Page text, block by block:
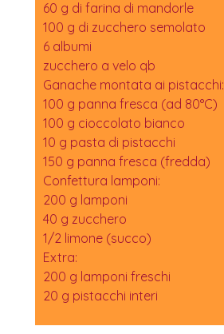
60 g di farina di mandorle
100 g di zucchero semolato
6 albumi
zucchero a velo qb
Ganache montata ai pistacchi:
100 g panna fresca (ad 80°C)
100 g cioccolato bianco
10 g pasta di pistacchi
150 g panna fresca (fredda)
Confettura lamponi:
200 g lamponi
40 g zucchero
1/2 limone (succo)
Extra:
200 g lamponi freschi
20 g pistacchi interi